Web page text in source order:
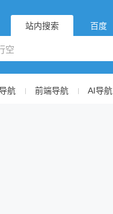
站内搜索 百度
航 前端导航 AI导航